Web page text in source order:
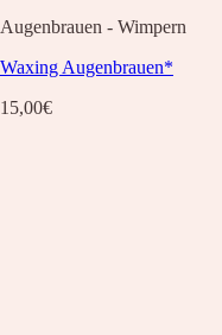
Augenbrauen - Wimpern
Waxing Augenbrauen*
15,00€